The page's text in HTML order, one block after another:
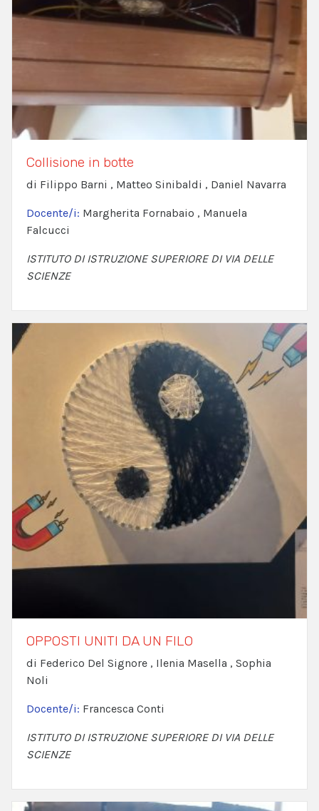
Collisione in botte
di Filippo Barni , Matteo Sinibaldi , Daniel Navarra
Docente/i: Margherita Fornabaio , Manuela
Falcucci
ISTITUTO DI ISTRUZIONE SUPERIORE DI VIA DELLE
SCIENZE
OPPOSTI UNITI DA UN FILO
di Federico Del Signore , Ilenia Masella , Sophia
Noli
Docente/i: Francesca Conti
ISTITUTO DI ISTRUZIONE SUPERIORE DI VIA DELLE
SCIENZE